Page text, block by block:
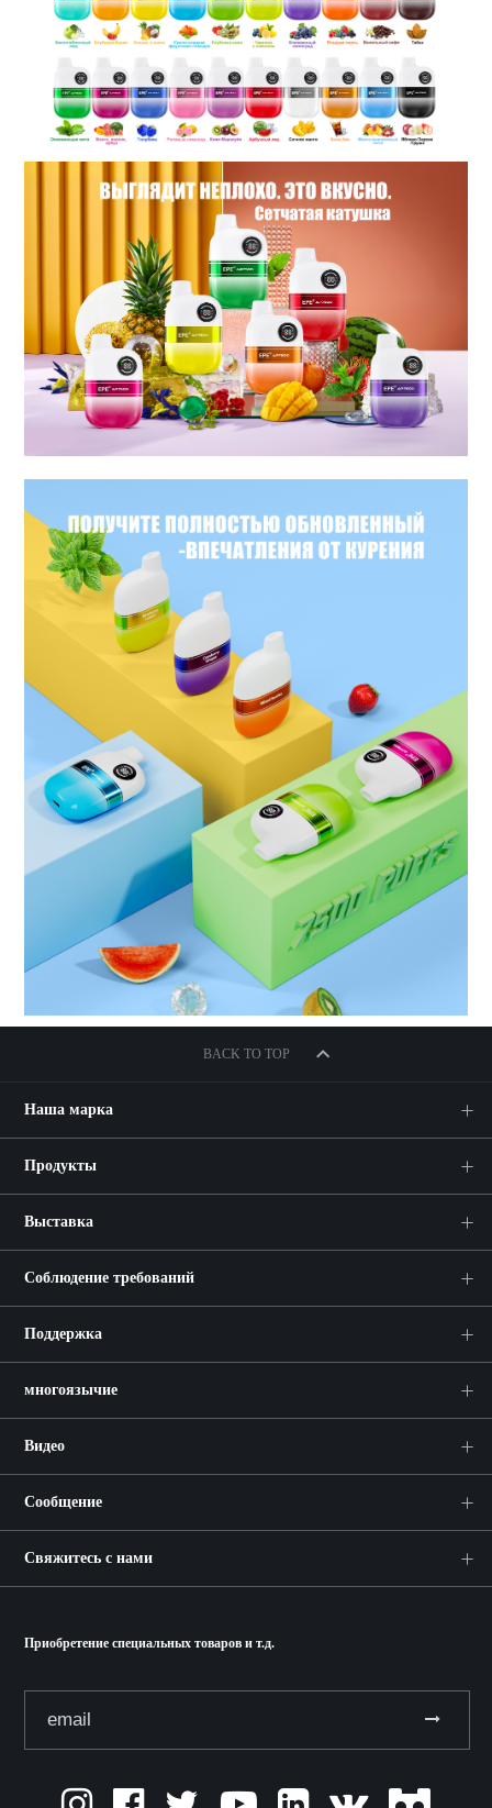
BACK TO TOP
Наша марка
Продукты
Выставка
Соблюдение требований
Поддержка
многоязычие
Видео
Сообщение
Свяжитесь с нами
Приобретение специальных товаров и т.д.